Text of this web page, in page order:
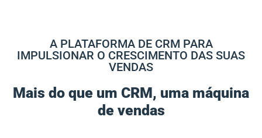
A PLATAFORMA DE CRM PARA
IMPULSIONAR O CRESCIMENTO DAS SUAS
VENDAS
Mais do que um CRM, uma máquina
de vendas